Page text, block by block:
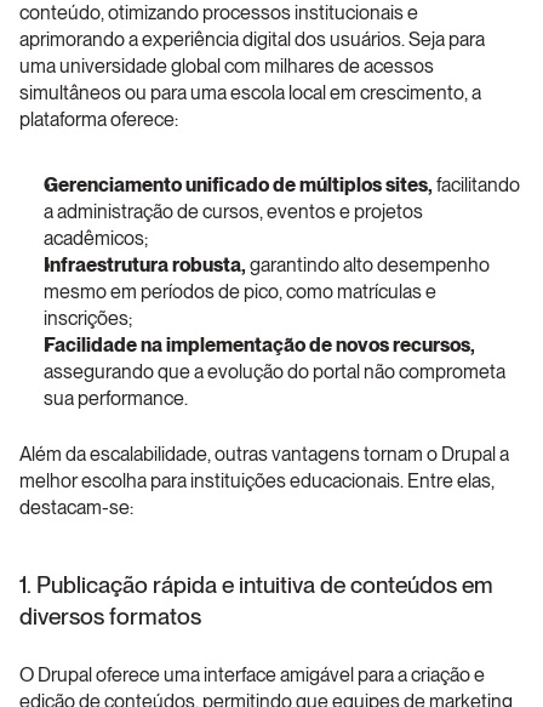
conteúdo, otimizando processos institucionais e
aprimorando a experiência digital dos usuários. Seja para
uma universidade global com milhares de acessos
simultâneos ou para uma escola local em crescimento, a
plataforma oferece:
Gerenciamento unificado de múltiplos sites, facilitando
a administração de cursos, eventos e projetos
acadêmicos;
Infraestrutura robusta, garantindo alto desempenho
mesmo em períodos de pico, como matrículas e
inscrições;
assegurando que a evolução do portal não comprometa
sua performance.
Além da escalabilidade, outras vantagens tornam o Drupal a
melhor escolha para instituições educacionais. Entre elas,
destacam-se:
1. Publicação rápida e intuitiva de conteúdos em
diversos formatos
O Drupal oferece uma interface amigável para a criação e
edição de conteúdos, permitindo que equipes de marketing